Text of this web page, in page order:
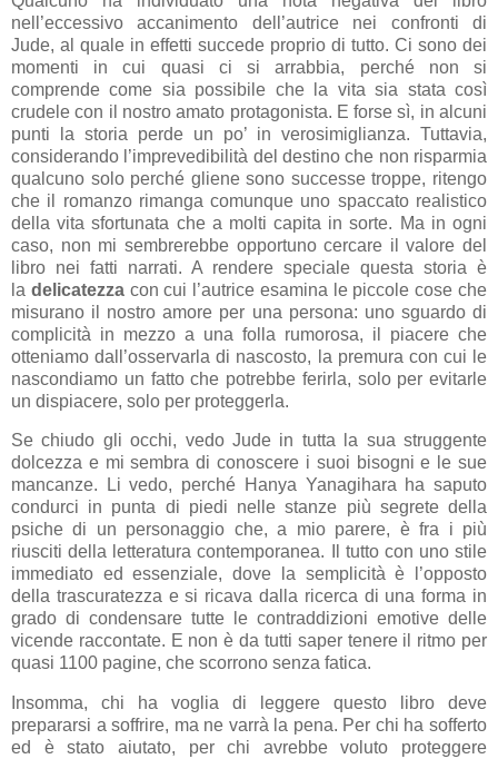
nell’eccessivo accanimento dell’autrice nei confronti di
Jude, al quale in effetti succede proprio di tutto. Ci sono dei
momenti in cui quasi ci si arrabbia, perché non si
comprende come sia possibile che la vita sia stata così
crudele con il nostro amato protagonista. E forse sì, in alcuni
punti la storia perde un po’ in verosimiglianza. Tuttavia,
considerando l’imprevedibilità del destino che non risparmia
qualcuno solo perché gliene sono successe troppe, ritengo
che il romanzo rimanga comunque uno spaccato realistico
della vita sfortunata che a molti capita in sorte. Ma in ogni
caso, non mi sembrerebbe opportuno cercare il valore del
libro nei fatti narrati. A rendere speciale questa storia è
la delicatezzacon cui l’autrice esamina le piccole cose che
misurano il nostro amore per una persona: uno sguardo di
complicità in mezzo a una folla rumorosa, il piacere che
otteniamo dall’osservarla di nascosto, la premura con cui le
nascondiamo un fatto che potrebbe ferirla, solo per evitarle
un dispiacere, solo per proteggerla.
Se chiudo gli occhi, vedo Jude in tutta la sua struggente
dolcezza e mi sembra di conoscere i suoi bisogni e le sue
mancanze. Li vedo, perché Hanya Yanagihara ha saputo
condurci in punta di piedi nelle stanze più segrete della
psiche di un personaggio che, a mio parere, è fra i più
riusciti della letteratura contemporanea. Il tutto con uno stile
immediato ed essenziale, dove la semplicità è l’opposto
della trascuratezza e si ricava dalla ricerca di una forma in
grado di condensare tutte le contraddizioni emotive delle
vicende raccontate. E non è da tutti saper tenere il ritmo per
quasi 1100 pagine, che scorrono senza fatica.
Insomma, chi ha voglia di leggere questo libro deve
prepararsi a soffrire, ma ne varrà la pena. Per chi ha sofferto
ed è stato aiutato, per chi avrebbe voluto proteggere